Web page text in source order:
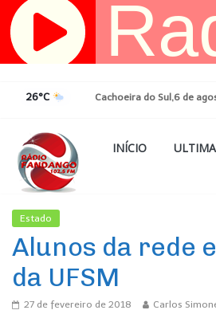
Pular
para
26°C Cachoeira do Sul,6 de
INÍCIO
Estado
Alunos da rede
da UFSM
27 de fevereiro de 2018 Carlos